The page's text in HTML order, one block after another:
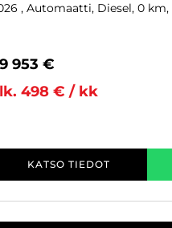
, Automaatti, Diesel, 0 km
953 €
498 € / kk
KATSO TIEDOT